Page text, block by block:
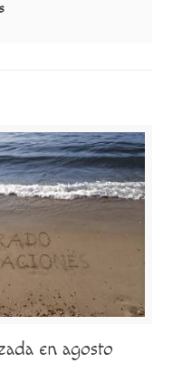
en agosto